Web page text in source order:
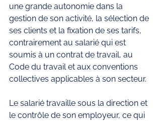
une grande autonomie dans la
gestion de son activité, la sélection de
ses clients et la fixation de ses tarifs,
contrairement au salarié qui est
soumis à un contrat de travail, au
Code du travail et aux conventions
collectives applicables à son secteur.
Le salarié travaille sous la direction et
le contrôle de son employeur, ce qui